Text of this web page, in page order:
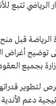
3 شركات خاصة
قبل منح
توضيح أغراض
بجميع
لتطوير
دعم